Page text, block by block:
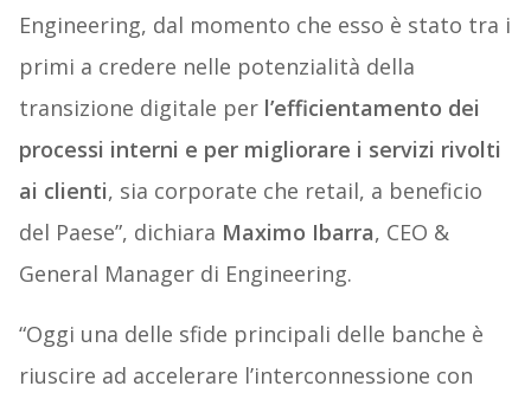
Engineering, dal momento che esso è stato tra i
primi a credere nelle potenzialità della
transizione digitale per l’efficientamento dei
processi interni e per migliorare i servizi rivolti
ai clienti, sia corporate che retail, a beneficio
del Paese”, dichiara Maximo Ibarra, CEO &
General Manager di Engineering.
“Oggi una delle sfide principali delle banche è
riuscire ad accelerare l’interconnessione con